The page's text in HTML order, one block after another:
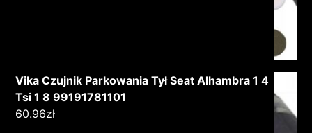
Vika Czujnik Parkowania Tył Seat Alhambra 1 4
Tsi 1 8 99191781101
60.96zł